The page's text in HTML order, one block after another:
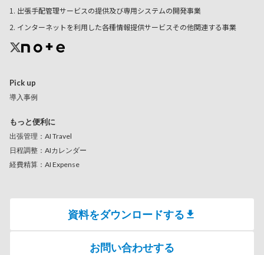
1. 出張手配管理サービスの提供及び専用システムの開発事業
2. インターネットを利用した各種情報提供サービスその他関連する事業
Pick up
導入事例
もっと便利に
出張管理：AI Travel
日程調整：AIカレンダー
経費精算：AI Expense
資料をダウンロードする
お問い合わせする